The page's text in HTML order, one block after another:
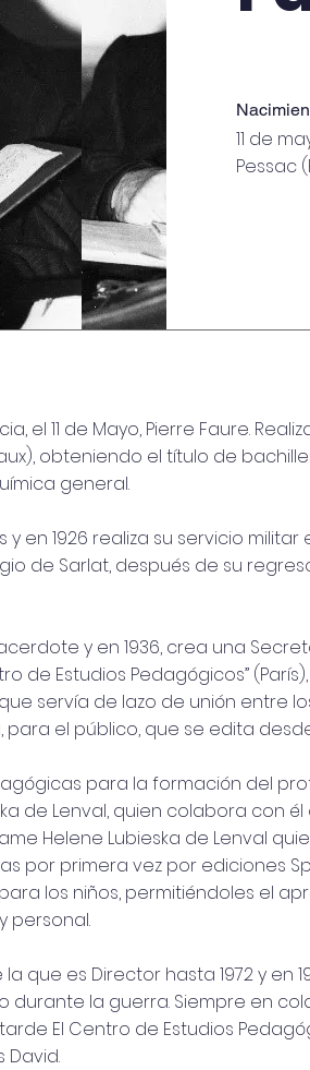
11 de
Pessac
el 11 de Mayo, Pierre Faure.
obteniendo el título de
general.
en 1926 realiza su servicio
de Sarlat, después de su
y en 1936, crea una
de Estudios Pedagógicos”
servía de lazo de unión entre
el público, que se edita desde
para la formación del
de Lenval, quien colabora con
Helene Lubieska de Lenval
por primera vez por ediciones
los niños, permitiéndoles el
personal.
la que es Director hasta 1972 y
la guerra. Siempre en
El Centro de Estudios
David.